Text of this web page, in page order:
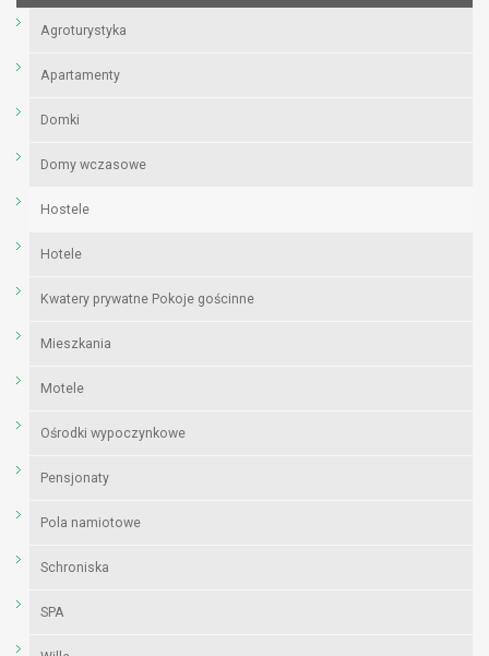
Agroturystyka
Apartamenty
Domki
Domy wczasowe
Hostele
Hotele
Kwatery prywatne Pokoje gościnne
Mieszkania
Motele
Ośrodki wypoczynkowe
Pensjonaty
Pola namiotowe
Schroniska
SPA